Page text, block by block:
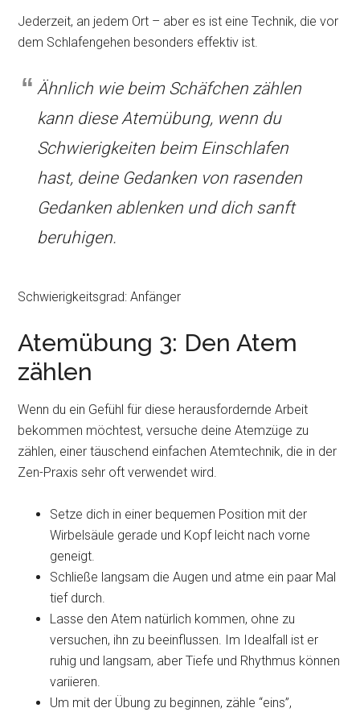
Jederzeit, an jedem Ort – aber es ist eine Technik, die vor
dem Schlafengehen besonders effektiv ist.
Ähnlich wie beim Schäfchen zählen
kann diese Atemübung, wenn du
Schwierigkeiten beim Einschlafen
hast, deine Gedanken von rasenden
Gedanken ablenken und dich sanft
beruhigen.
Schwierigkeitsgrad: Anfänger
Atemübung 3: Den Atem
zählen
Wenn du ein Gefühl für diese herausfordernde Arbeit
bekommen möchtest, versuche deine Atemzüge zu
zählen, einer täuschend einfachen Atemtechnik, die in der
Zen-Praxis sehr oft verwendet wird.
Setze dich in einer bequemen Position mit der
Wirbelsäule gerade und Kopf leicht nach vorne
geneigt.
Schließe langsam die Augen und atme ein paar Mal
tief durch.
Lasse den Atem natürlich kommen, ohne zu
versuchen, ihn zu beeinflussen. Im Idealfall ist er
ruhig und langsam, aber Tiefe und Rhythmus können
variieren.
Um mit der Übung zu beginnen, zähle “eins”,